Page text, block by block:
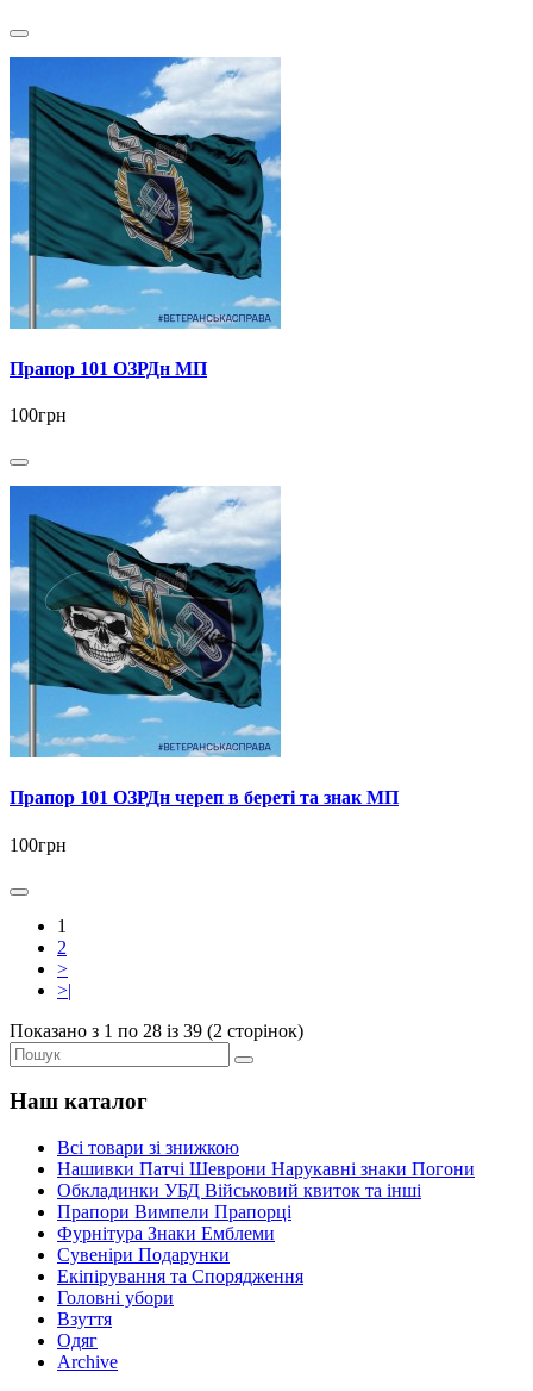
Прапор 101 ОЗРДн МП
100грн
Прапор 101 ОЗРДн череп в береті та знак МП
100грн
1
2
>
>|
Показано з 1 по 28 із 39 (2 сторінок)
Наш каталог
Всі товари зі знижкою
Нашивки Патчі Шеврони Нарукавні знаки Погони
Обкладинки УБД Військовий квиток та інші
Прапори Вимпели Прапорці
Фурнітура Знаки Емблеми
Сувеніри Подарунки
Екіпірування та Спорядження
Головні убори
Взуття
Одяг
Archive